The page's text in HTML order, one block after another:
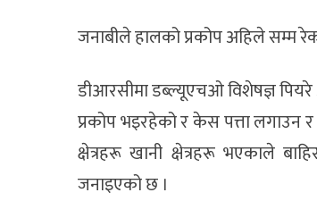
जनाबीले हालको प्रकोप अहिले सम्म
डीआरसीमा डब्ल्यूएचओ विशेषज्ञ पियरे
प्रकोप भइरहेको र केस पत्ता लगाउन र
क्षेत्रहरू खानी क्षेत्रहरू भएकाले
जनाइएको छ ।